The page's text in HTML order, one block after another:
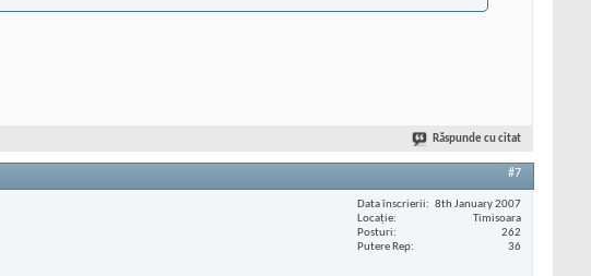
Răspunde cu citat
#7
Data înscrierii
8th January 2007
Locaţie
Timisoara
Posturi
262
Putere Rep
36